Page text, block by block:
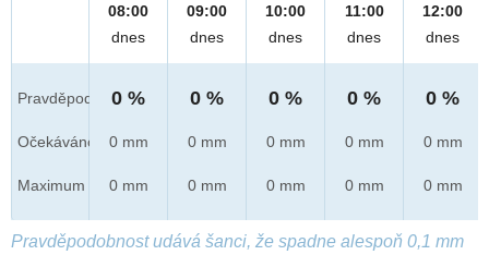
Pravděpod.
Očekáváno
Maximum
08:00
dnes
0 %
0 mm
0 mm
09:00
dnes
0 %
0 mm
0 mm
10:00
dnes
0 %
0 mm
0 mm
11:00
dnes
0 %
0 mm
0 mm
12:00
dnes
0 %
0 mm
0 mm
Pravděpodobnost udává šanci, že spadne alespoň 0,1 mm